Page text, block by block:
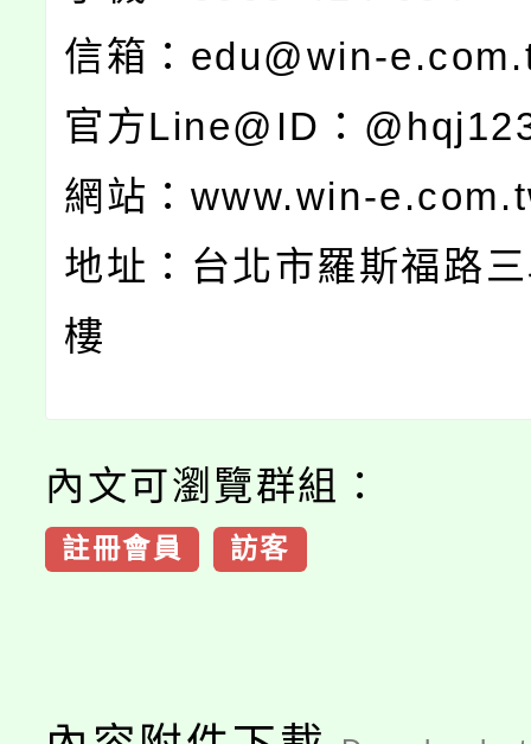
信箱：edu@win-
官方Line@ID：
網站：www.win-
地址：台北市羅斯福路
樓
內文可瀏覽群組：
註冊會員 訪客